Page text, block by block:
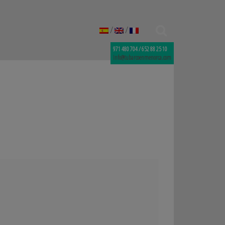
/ /
971 480 704 / 652 88 25 10
info@tubarcoenmenorca.com